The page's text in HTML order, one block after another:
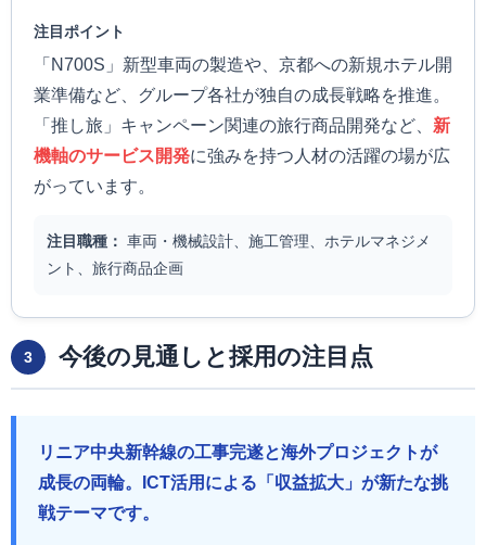
注目ポイント
「N700S」新型車両の製造や、京都への新規ホテル開
業準備など、グループ各社が独自の成長戦略を推進。
「推し旅」キャンペーン関連の旅行商品開発など、 新
機軸のサービス開発に強みを持つ人材の活躍の場が広
がっています。
注目職種： 車両・機械設計、施工管理、ホテルマネジメ
ント、旅行商品企画
3 今後の見通しと採用の注目点
リニア中央新幹線の工事完遂と海外プロジェクトが
成長の両輪。ICT活用による「収益拡大」が新たな挑
戦テーマです。